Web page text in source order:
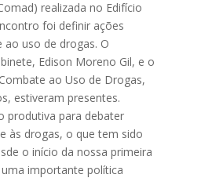
realizada no Edifício
foi definir ações
uso de drogas. O
Edison Moreno Gil, e o
ao Uso de Drogas,
estiveram presentes.
produtiva para debater
às drogas, o que tem sido
o início da nossa primeira
importante política